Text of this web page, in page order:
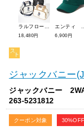
18,480円 6,900円
ジャックバニー
ジャックバニー
263-5231812
クーポン対象 30%OFF